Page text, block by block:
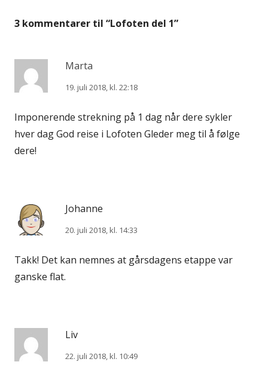
3 kommentarer til “Lofoten del 1”
Marta
19. juli 2018, kl. 22:18
Imponerende strekning på 1 dag når dere sykler
hver dag God reise i Lofoten Gleder meg til å følge
dere!
Johanne
20. juli 2018, kl. 14:33
Takk! Det kan nemnes at gårsdagens etappe var
ganske flat.
Liv
22. juli 2018, kl. 10:49